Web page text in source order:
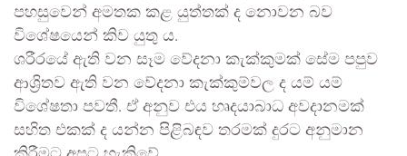
පහසුවෙන් අමතක කළ යුත්තක් ද නොවන බව
විශේෂයෙන් කිව යුතු ය.
ශරීරයේ ඇති වන සෑම වේදනා කැක්කුමක් සේම පපුව
ආශ්‍රිතව ඇති වන වේදනා කැක්කුම්වල ද යම් යම්
විශේෂතා පවතී. ඒ අනුව එය හෘදයාබාධ අවදානමක්
සහිත එකක් ද යන්න පිළිබඳව තරමක් දුරට අනුමාන